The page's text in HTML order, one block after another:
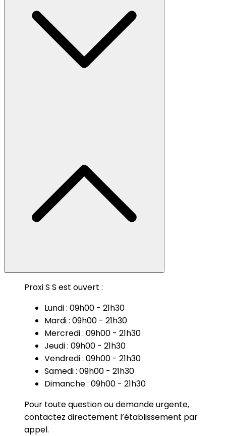
Proxi S S est ouvert :
Lundi : 09h00 - 21h30
Mardi : 09h00 - 21h30
Mercredi : 09h00 - 21h30
Jeudi : 09h00 - 21h30
Vendredi : 09h00 - 21h30
Samedi : 09h00 - 21h30
Dimanche : 09h00 - 21h30
Pour toute question ou demande urgente,
contactez directement l’établissement par
appel.